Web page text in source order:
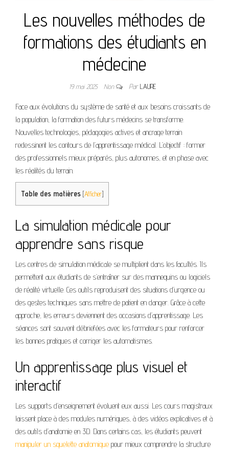
Les nouvelles méthodes de
formations des étudiants en
médecine
19 mai 2025 Non ParLAURE
Face aux évolutions du système de santé et aux besoins croissants de
la population, la formation des futurs médecins se transforme.
Nouvelles technologies, pédagogies actives et ancrage terrain
redessinent les contours de l’apprentissage médical. L’objectif : former
des professionnels mieux préparés, plus autonomes, et en phase avec
les réalités du terrain.
Table des matières [Afficher]
La simulation médicale pour
apprendre sans risque
Les centres de simulation médicale se multiplient dans les facultés. Ils
permettent aux étudiants de s’entraîner sur des mannequins ou logiciels
de réalité virtuelle. Ces outils reproduisent des situations d’urgence ou
des gestes techniques sans mettre de patient en danger. Grâce à cette
approche, les erreurs deviennent des occasions d’apprentissage. Les
séances sont souvent débriefées avec les formateurs pour renforcer
les bonnes pratiques et corriger les automatismes.
Un apprentissage plus visuel et
interactif
Les supports d’enseignement évoluent eux aussi. Les cours magistraux
laissent place à des modules numériques, à des vidéos explicatives et à
des outils d’anatomie en 3D. Dans certains cas, les étudiants peuvent
manipuler un squelette anatomique pour mieux comprendre la structure